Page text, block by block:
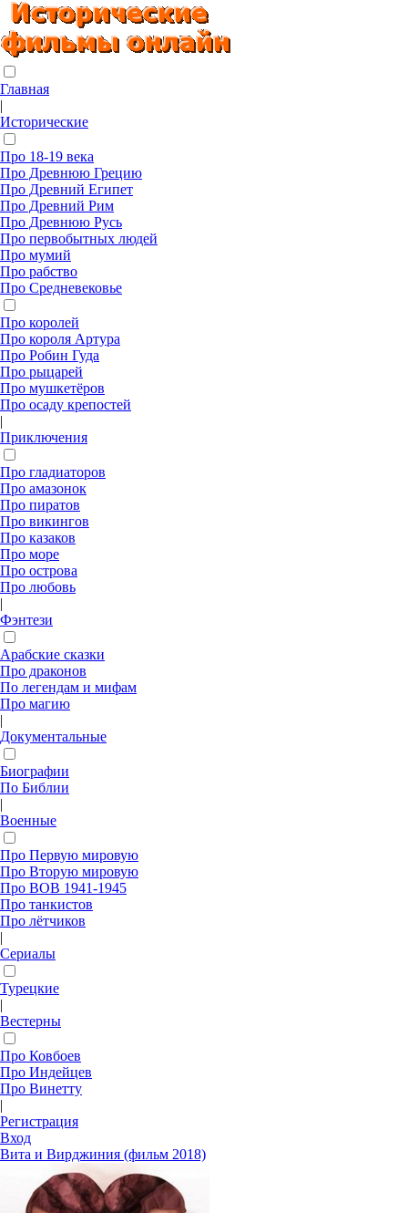
Главная
|
Исторические
Про 18-19 века
Про Древнюю Грецию
Про Древний Египет
Про Древний Рим
Про Древнюю Русь
Про первобытных людей
Про мумий
Про рабство
Про Средневековье
Про королей
Про короля Артура
Про Робин Гуда
Про рыцарей
Про мушкетёров
Про осаду крепостей
|
Приключения
Про гладиаторов
Про амазонок
Про пиратов
Про викингов
Про казаков
Про море
Про острова
Про любовь
|
Фэнтези
Арабские сказки
Про драконов
По легендам и мифам
Про магию
|
Документальные
Биографии
По Библии
|
Военные
Про Первую мировую
Про Вторую мировую
Про ВОВ 1941-1945
Про танкистов
Про лётчиков
|
Сериалы
Турецкие
|
Вестерны
Про Ковбоев
Про Индейцев
Про Винетту
|
Регистрация
Вход
Вита и Вирджиния (фильм 2018)